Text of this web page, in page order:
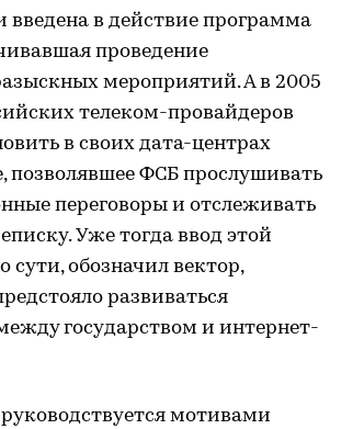
введена в действие программа
проведение
мероприятий. А в 2005
телеком-провайдеров
в своих дата-центрах
позволявшее ФСБ прослушивать
переговоры и отслеживать
Уже тогда ввод этой
сути, обозначил вектор,
развиваться
государством и интернет-
руководствуется мотивами